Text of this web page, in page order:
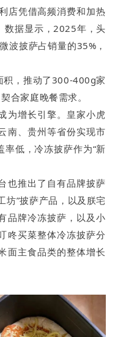
店凭借高频消费和加热
数据显示，2025年，头
波披萨占销量的35%，
积，推动了300-400g家
合家庭晚餐需求。
为增长引擎。皇家小虎
南、贵州等省份实现市
低，冷冻披萨作为“新
也推出了自有品牌披萨
坊”披萨产品，以及朕宅
品牌冷冻披萨，以及小
咚买菜整体冷冻披萨分
面主食品类的整体增长